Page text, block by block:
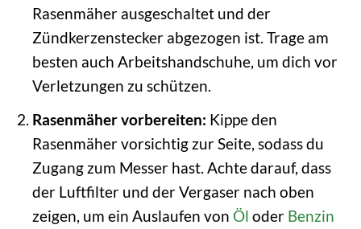
Rasenmäher ausgeschaltet und der
Zündkerzenstecker abgezogen ist. Trage am
besten auch Arbeitshandschuhe, um dich vor
Verletzungen zu schützen.
Rasenmäher vorbereiten: Kippe den
Rasenmäher vorsichtig zur Seite, sodass du
Zugang zum Messer hast. Achte darauf, dass
der Luftfilter und der Vergaser nach oben
zeigen, um ein Auslaufen von Öl oder Benzin